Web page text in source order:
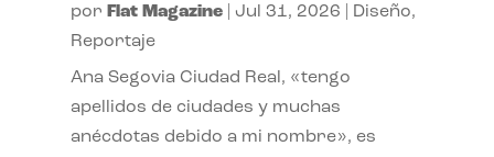
por Flat Magazine| Jul 31, 2026 Diseño,
Reportaje
Ana Segovia Ciudad Real, «tengo
apellidos de ciudades y muchas
anécdotas debido a mi nombre», es